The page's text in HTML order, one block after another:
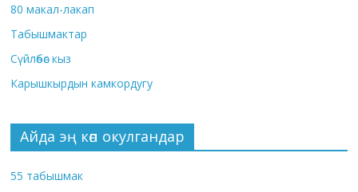
80 макал-лакап
Табышмактар
Сүйлөбөс кыз
Карышкырдын камкордугу
Айда эң көп окулгандар
55 табышмак